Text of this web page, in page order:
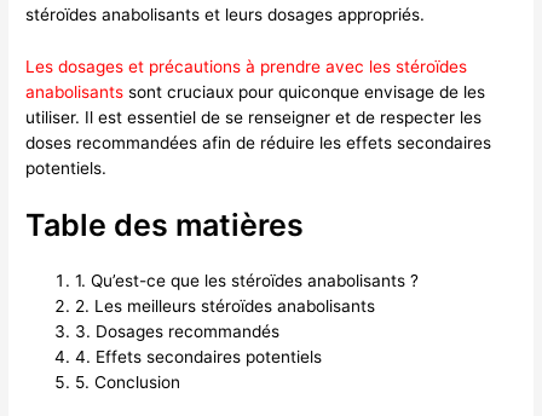
stéroïdes anabolisants et leurs dosages appropriés.
Les dosages et précautions à prendre avec les stéroïdes
anabolisants sont cruciaux pour quiconque envisage de les
utiliser. Il est essentiel de se renseigner et de respecter les
doses recommandées afin de réduire les effets secondaires
potentiels.
Table des matières
1. Qu’est-ce que les stéroïdes anabolisants ?
2. Les meilleurs stéroïdes anabolisants
3. Dosages recommandés
4. Effets secondaires potentiels
5. Conclusion